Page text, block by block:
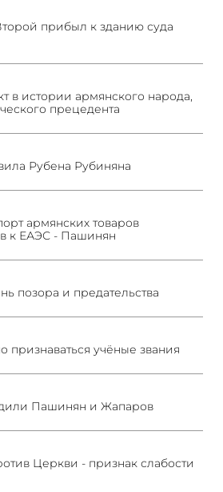
прибыл к зданию суда
в истории армянского народа,
прецедента
Рубена Рубиняна
армянских товаров
к ЕАЭС - Пашинян
позора и предательства
признаваться учёные звания
Пашинян и Жапаров
Церкви - признак слабости